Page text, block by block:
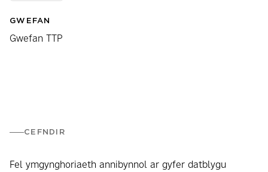
GWEFAN
Gwefan TTP
CEFNDIR
Fel ymgynghoriaeth annibynnol ar gyfer datblygu